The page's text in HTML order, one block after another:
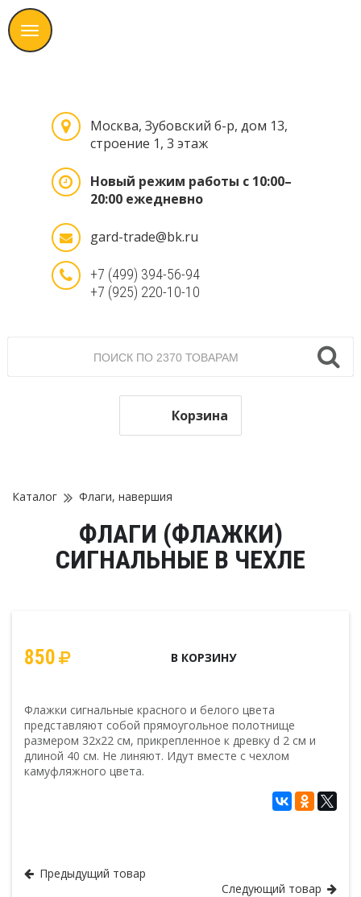
Москва, Зубовский б-р, дом 13,
строение 1, 3 этаж
Новый режим работы с 10:00–
20:00 ежедневно
gard-trade@bk.ru
+7 (499) 394-56-94
+7 (925) 220-10-10
Корзина
Каталог Флаги, навершия
ФЛАГИ (ФЛАЖКИ)
СИГНАЛЬНЫЕ В ЧЕХЛЕ
850 В КОРЗИНУ
Флажки сигнальные красного и белого цвета
представляют собой прямоугольное полотнище
размером 32х22 см, прикрепленное к древку d 2 см и
длиной 40 см. Не линяют. Идут вместе с чехлом
камуфляжного цвета.
Предыдущий товар
Следующий товар